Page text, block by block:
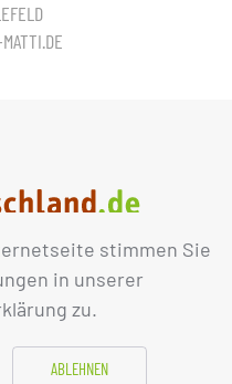
stimmen Sie
in unserer
zu.
ABLEHNEN
IMPRESSUM DATENSCHUTZ